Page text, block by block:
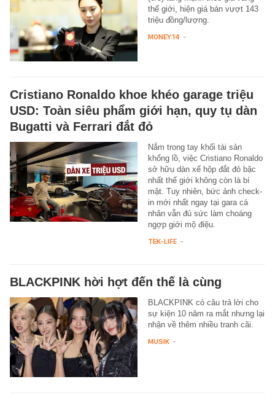
thế giới, hiện giá bán vượt 143
triệu đồng/lượng.
MONEY.14 -
Cristiano Ronaldo khoe khéo garage triệu
USD: Toàn siêu phẩm giới hạn, quy tụ dàn
Bugatti và Ferrari đắt đỏ
Nắm trong tay khối tài sản
khổng lồ, việc Cristiano Ronaldo
sở hữu dàn xế hộp đắt đỏ bậc
nhất thế giới không còn là bí
mật. Tuy nhiên, bức ảnh check-
in mới nhất ngay tại gara cá
nhân vẫn đủ sức làm choáng
ngợp giới mộ điệu.
TEK-LIFE -
BLACKPINK hời hợt đến thế là cùng
BLACKPINK có câu trả lời cho
sự kiện 10 năm ra mắt nhưng lại
nhận về thêm nhiều tranh cãi.
MUSIK -